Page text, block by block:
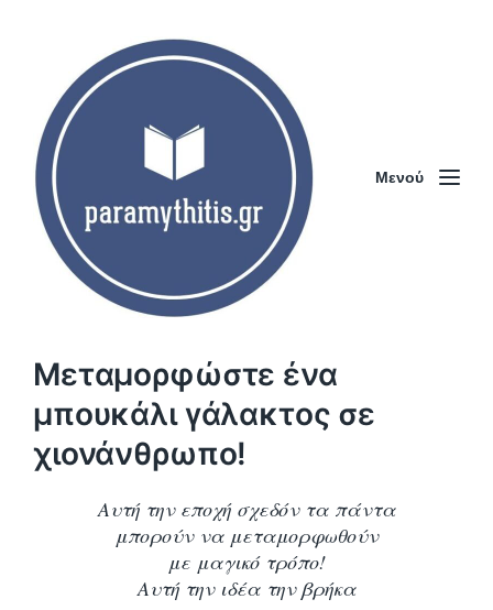
Μενού
Μεταμορφώστε ένα
μπουκάλι γάλακτος σε
χιονάνθρωπο!
Αυτή την εποχή σχεδόν τα πάντα
μπορούν να μεταμορφωθούν
με μαγικό τρόπο!
Αυτή την ιδέα την βρήκα